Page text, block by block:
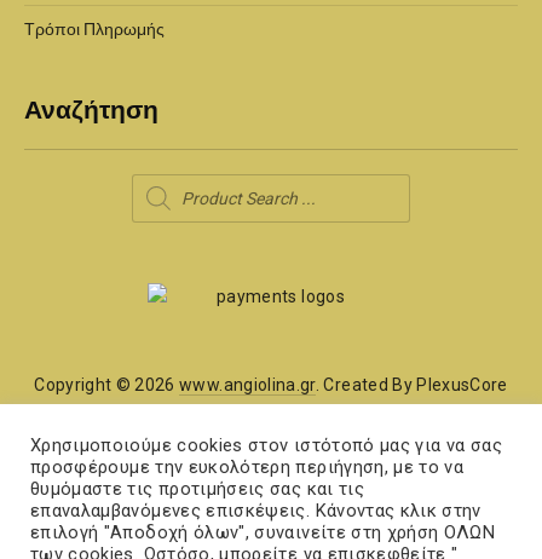
Τρόποι Πληρωμής
Αναζήτηση
Products
search
Copyright © 2026www.angiolina.gr. Created By PlexusCore
Χάρτης Ιστότοπου
Όροι και Προϋποθέσεις
Χρησιμοποιούμε cookies στον ιστότοπό μας για να σας
προσφέρουμε την ευκολότερη περιήγηση, με το να
θυμόμαστε τις προτιμήσεις σας και τις
επαναλαμβανόμενες επισκέψεις. Κάνοντας κλικ στην
επιλογή "Αποδοχή όλων", συναινείτε στη χρήση ΟΛΩΝ
των cookies. Ωστόσο, μπορείτε να επισκεφθείτε "